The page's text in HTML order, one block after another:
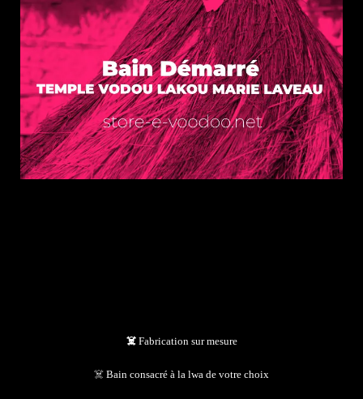
☠️ Fabrication sur mesure
☠️ Bain consacré à la lwa de votre choix